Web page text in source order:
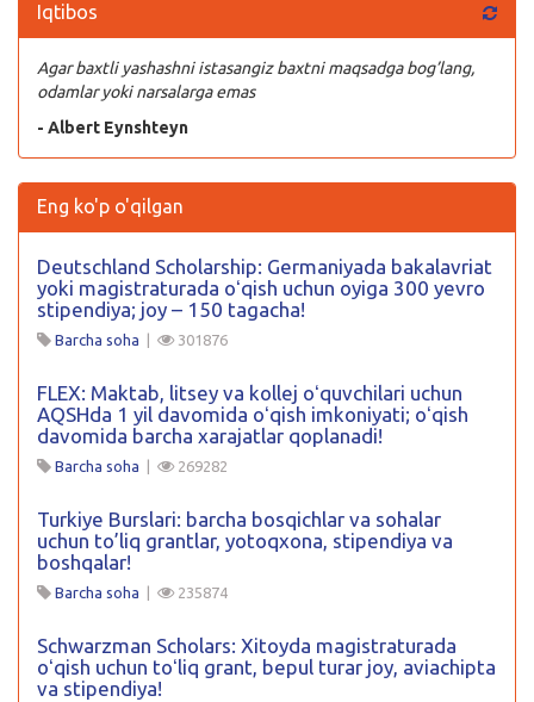
Iqtibos
Agar baxtli yashashni istasangiz baxtni maqsadga bog’lang,
odamlar yoki narsalarga emas
- Albert Eynshteyn
Eng ko'p o'qilgan
Deutschland Scholarship: Germaniyada bakalavriat
yoki magistraturada oʻqish uchun oyiga 300 yevro
stipendiya; joy – 150 tagacha!
Barcha soha 301876
FLEX: Maktab, litsey va kollej oʻquvchilari uchun
AQSHda 1 yil davomida oʻqish imkoniyati; oʻqish
davomida barcha xarajatlar qoplanadi!
Barcha soha 269282
Turkiye Burslari: barcha bosqichlar va sohalar
uchun to’liq grantlar, yotoqxona, stipendiya va
boshqalar!
Barcha soha 235874
Schwarzman Scholars: Xitoyda magistraturada
oʻqish uchun toʻliq grant, bepul turar joy, aviachipta
va stipendiya!